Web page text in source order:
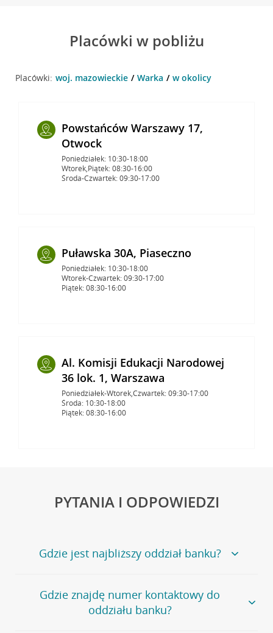
Placówki w pobliżu
Placówki: woj. mazowieckie Warka w okolicy
Powstańców Warszawy 17,
Otwock
Poniedziałek: 10:30-18:00
Wtorek,Piątek: 08:30-16:00
Środa-Czwartek: 09:30-17:00
Puławska 30A, Piaseczno
Poniedziałek: 10:30-18:00
Wtorek-Czwartek: 09:30-17:00
Piątek: 08:30-16:00
Al. Komisji Edukacji Narodowej
36 lok. 1, Warszawa
Poniedziałek-Wtorek,Czwartek: 09:30-17:00
Środa: 10:30-18:00
Piątek: 08:30-16:00
PYTANIA I ODPOWIEDZI
Gdzie jest najbliższy oddział banku?
Jeśli szukasz oddziału naszego banku, zapraszamy na
stronęPlacówki i bankomaty, na której znajduje się
wygodna wyszukiwarka.
Gdzie znajdę numer kontaktowy do
oddziału banku?